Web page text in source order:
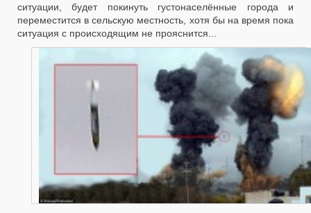
ситуации, будет покинуть густонаселённые города и
переместится в сельскую местность, хотя бы на время пока
ситуация с происходящим не прояснится...